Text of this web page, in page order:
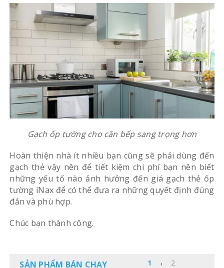
Gạch ốp tường cho căn bếp sang trọng hơn
Hoàn thiện nhà ít nhiều bạn cũng sẽ phải dùng đến
gạch thẻ vậy nên để tiết kiệm chi phí bạn nên biết
những yếu tố nào ảnh hưởng đến giá gạch thẻ ốp
tường iNax để có thể đưa ra những quyết định đúng
đắn và phù hợp.
Chúc bạn thành công.
SẢN PHẨM BÁN CHẠY